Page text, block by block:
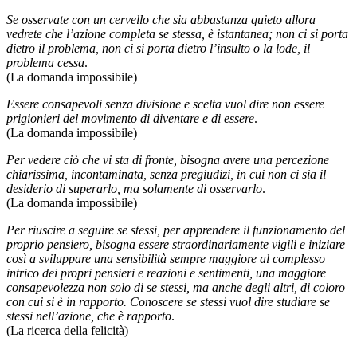
Se osservate con un cervello che sia abbastanza quieto allora
vedrete che l’azione completa se stessa, è istantanea; non ci si porta
dietro il problema, non ci si porta dietro l’insulto o la lode, il
problema cessa.
(La domanda impossibile)
Essere consapevoli senza divisione e scelta vuol dire non essere
prigionieri del movimento di diventare e di essere.
(La domanda impossibile)
Per vedere ciò che vi sta di fronte, bisogna avere una percezione
chiarissima, incontaminata, senza pregiudizi, in cui non ci sia il
desiderio di superarlo, ma solamente di osservarlo.
(La domanda impossibile)
Per riuscire a seguire se stessi, per apprendere il funzionamento del
proprio pensiero, bisogna essere straordinariamente vigili e iniziare
così a sviluppare una sensibilità sempre maggiore al complesso
intrico dei propri pensieri e reazioni e sentimenti, una maggiore
consapevolezza non solo di se stessi, ma anche degli altri, di coloro
con cui si è in rapporto. Conoscere se stessi vuol dire studiare se
stessi nell’azione, che è rapporto.
(La ricerca della felicità)